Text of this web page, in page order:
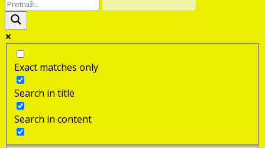
Exact matches only
Search in title
Search in content